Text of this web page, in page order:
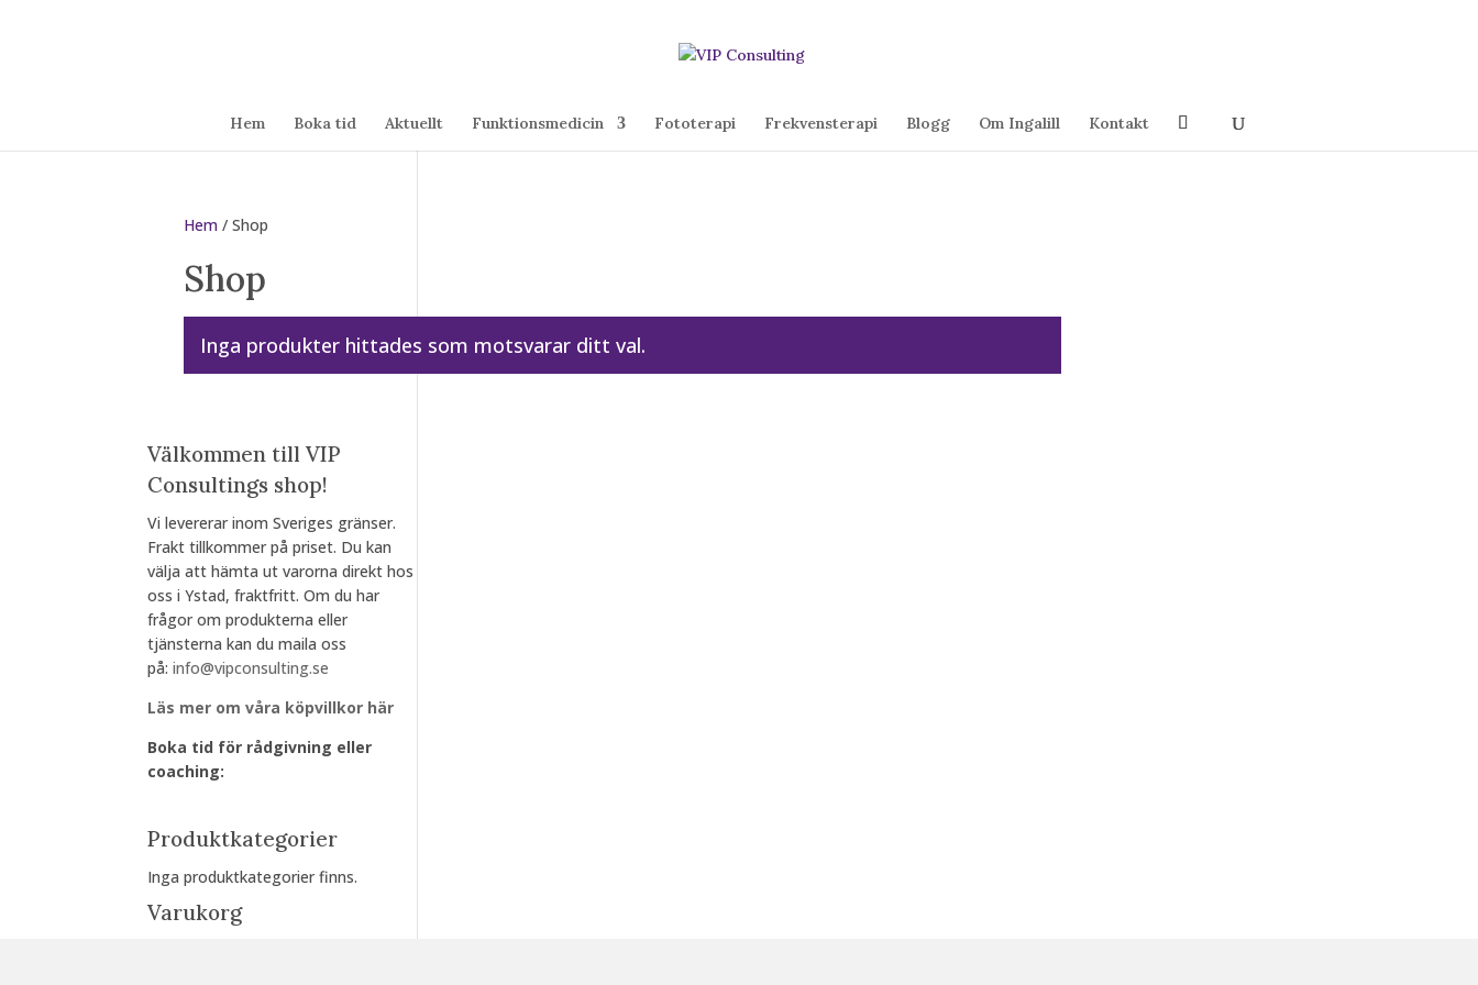
Hem Boka tid Aktuellt Funktionsmedicin Fototerapi Frekvensterapi Blogg Om Ingalill Kontakt
Hem/ Shop
Shop
Inga produkter hittades som motsvarar ditt val.
Välkommen till VIP
Consultings shop!
Vi levererar inom Sveriges gränser.
Frakt tillkommer på priset. Du kan
välja att hämta ut varorna direkt hos
oss i Ystad, fraktfritt. Om du har
frågor om produkterna eller
tjänsterna kan du maila oss
på:info@vipconsulting.se
Läs mer om våra köpvillkor här
Boka tid för rådgivning eller
coaching:
Produktkategorier
Inga produktkategorier finns.
Varukorg